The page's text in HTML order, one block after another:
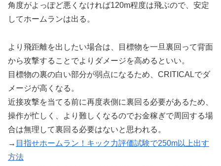
角度がよっぽど悪くなければ120m程度は飛ぶので、安定
してホームランは出る。
より飛距離を出したい場合は、目標物を一旦裏回って背面
から攻撃することでよりダメージを高めるといい。
目標物の裏の白い部分が弱点になるため、CRITICALでダ
メージが高くなる。
近接攻撃を当てる前に再度表側に裏回る必要があるため、
操作が忙しく、より難しくなるのでお金稼ぎで周回する場
合は無理して裏回る必要はないと思われる。
→ 目指せホームラン！キック力評価試験で250m以上出す
方法